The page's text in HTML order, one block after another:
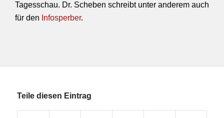
Tagesschau. Dr. Scheben schreibt unter anderem auch
für den Infosperber.
Teile diesen Eintrag